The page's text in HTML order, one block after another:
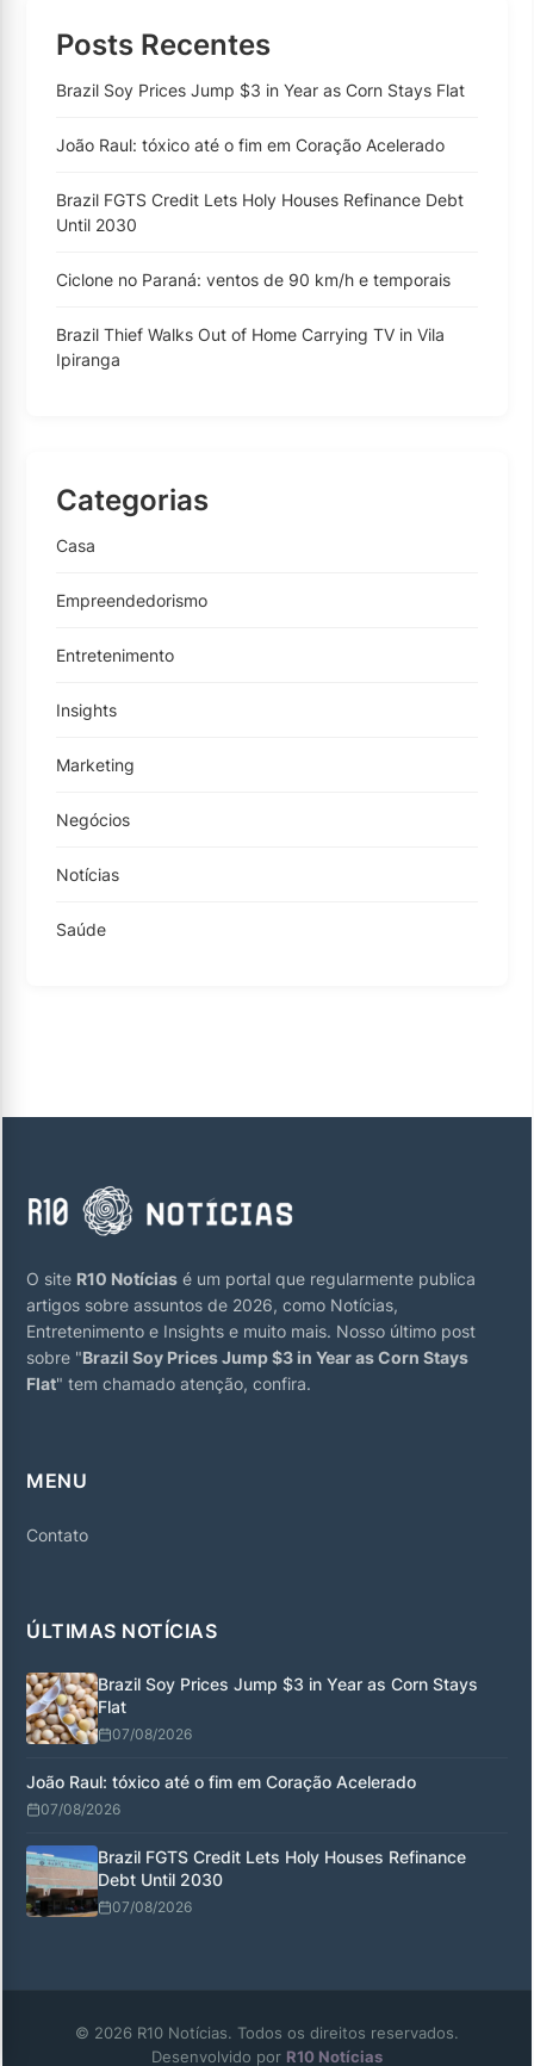
Posts Recentes
Brazil Soy Prices Jump $3 in Year as Corn Stays Flat
João Raul: tóxico até o fim em Coração Acelerado
Brazil FGTS Credit Lets Holy Houses Refinance Debt
Until 2030
Ciclone no Paraná: ventos de 90 km/h e temporais
Brazil Thief Walks Out of Home Carrying TV in Vila
Ipiranga
Categorias
Casa
Empreendedorismo
Entretenimento
Insights
Marketing
Negócios
Notícias
Saúde
O site R10 Notícias é um portal que regularmente publica
artigos sobre assuntos de 2026, como Notícias,
Entretenimento e Insights e muito mais. Nosso último post
sobre "Brazil Soy Prices Jump $3 in Year as Corn Stays
Flat" tem chamado atenção, confira.
MENU
Contato
ÚLTIMAS NOTÍCIAS
Brazil Soy Prices Jump $3 in Year as Corn Stays
Flat
07/08/2026
João Raul: tóxico até o fim em Coração Acelerado
07/08/2026
Brazil FGTS Credit Lets Holy Houses Refinance
Debt Until 2030
07/08/2026
© 2026 R10 Notícias. Todos os direitos reservados.
Desenvolvido por R10 Notícias